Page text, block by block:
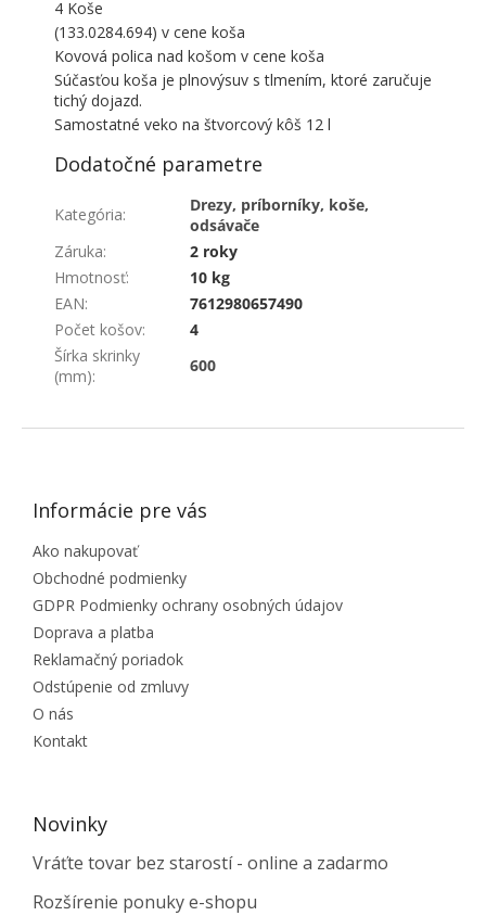
4 Koše
(133.0284.694) v cene koša
Kovová polica nad košom v cene koša
Súčasťou koša je plnovýsuv s tlmením, ktoré zaručuje
tichý dojazd.
Samostatné veko na štvorcový kôš 12 l
Dodatočné parametre
Kategória:
Drezy, príborníky, koše,
odsávače
Záruka:
2 roky
Hmotnosť:
10 kg
EAN:
7612980657490
Počet košov:
4
Šírka skrinky
(mm):
600
ZÁPÄTIE
Informácie pre vás
Ako nakupovať
Obchodné podmienky
GDPR Podmienky ochrany osobných údajov
Doprava a platba
Reklamačný poriadok
Odstúpenie od zmluvy
O nás
Kontakt
Novinky
Vráťte tovar bez starostí - online a zadarmo
Rozšírenie ponuky e-shopu